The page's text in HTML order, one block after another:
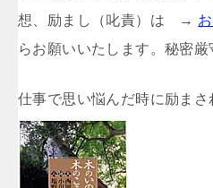
想、励まし（叱責）は →
らお願いいたします。秘密厳
仕事で思い悩んだ時に励まさ